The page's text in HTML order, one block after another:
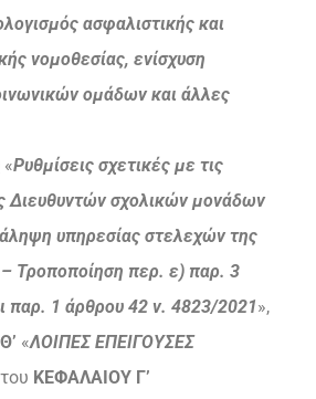
ασφαλιστικής και
νομοθεσίας, ενίσχυση
ομάδων και άλλες
«Ρυθμίσεις σχετικές με τις
Διευθυντών σχολικών μονάδων
υπηρεσίας στελεχών της
Τροποποίηση περ. ε) παρ. 3
παρ. 1 άρθρου 42 ν. 4823/2021»,
«ΛΟΙΠΕΣ ΕΠΕΙΓΟΥΣΕΣ
ΚΕΦΑΛΑΙΟΥ Γ’